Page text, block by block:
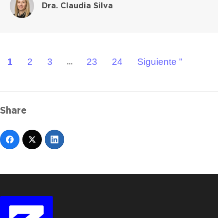
Dra. Claudia Silva
1 2 3 ... 23 24 Siguiente "
Share